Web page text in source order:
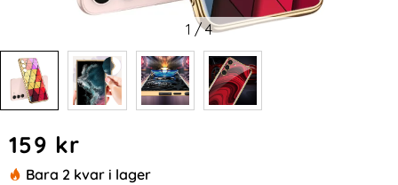
1 /4
pris
159 kr
Bara 2 kvar i lager